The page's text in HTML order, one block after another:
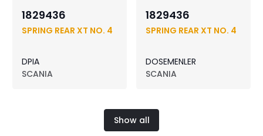
1829436
SPRING REAR XT NO. 4
DPIA
SCANIA
1829436
SPRING REAR XT NO. 4
DOSEMENLER
SCANIA
Show all